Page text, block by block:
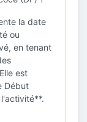
la date
ou
en tenant
est
Début